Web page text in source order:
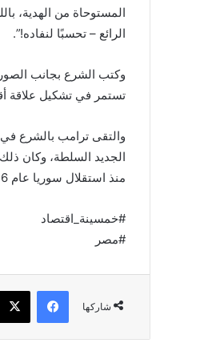
المستوحاة من الهدية،
الرائع – تحسبًا لنفاده!”.
وكتب الشرع بجانب
تستمر في تشكيل علاقة
والتقى ترامب بالشرع
الجديد السلطة، وكان
منذ استقلال سوريا عام 1946، وجاءت بعد سنوات من تعرض دمشق لعقوبات شديدة من واشنطن.
#خمسينة_اقتصاد
#مصر
شاركها
فيسبوك